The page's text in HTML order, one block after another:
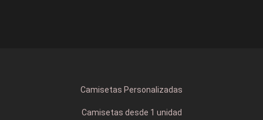
Camisetas Personalizadas
Camisetas desde 1 unidad